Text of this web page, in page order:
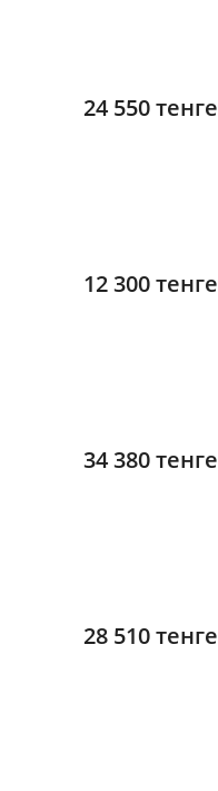
24 550 тенге
12 300 тенге
34 380 тенге
28 510 тенге